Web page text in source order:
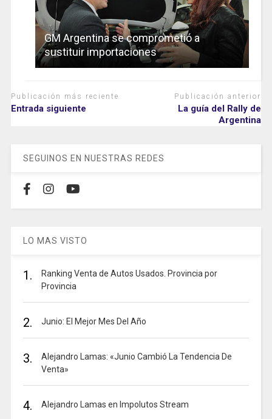
GM Argentina se comprometió a
sustituir importaciones
Publicación más reciente
Entrada siguiente
Publicación anterior
La guía del Rally de
Argentina
SEGUINOS EN NUESTRAS REDES
LO MAS VISTO
1.
Ranking Venta de Autos Usados. Provincia por
Provincia
2. Junio: El Mejor Mes Del Año
3.
Alejandro Lamas: «Junio Cambió La Tendencia De
Venta»
4. Alejandro Lamas en Impolutos Stream